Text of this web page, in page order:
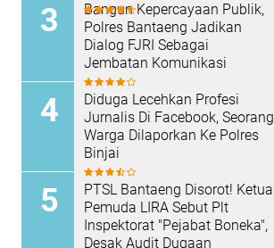
Bangun Kepercayaan Publik,
Polres Bantaeng Jadikan
Dialog FJRI Sebagai
Jembatan Komunikasi
Diduga Lecehkan Profesi
Jurnalis Di Facebook, Seorang
Warga Dilaporkan Ke Polres
Binjai
PTSL Bantaeng Disorot! Ketua
Pemuda LIRA Sebut Plt
Inspektorat "Pejabat Boneka",
Desak Audit Dugaan